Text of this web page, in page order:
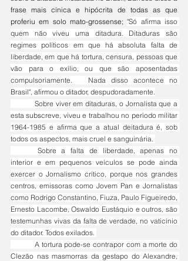
frase mais cínica e hipócrita de todas as que
proferiu em solo mato-grossense; "Só afirma isso
quem não viveu uma ditadura. Ditaduras são
regimes políticos em que há absoluta falta de
liberdade, em que há tortura, censura, pessoas que
vão para o exílio, ou que são aposentadas
compulsoriamente. 	Nada disso acontece no
Brasil", afirmou o ditador, despudoradamente.
esta subscreve, viveu e trabalhou no período militar
1964-1985 e afirma que a atual deitadura é, sob
todos os aspectos, mais cruel e sanguinária.
interior e em pequenos veículos se pode ainda
exercer o Jornalismo crítico, porque nos grandes
centros, emissoras como Jovem Pan e Jornalistas
como Rodrigo Constantino, Fiuza, Paulo Figueiredo,
Ernesto Lacombe, Oswaldo Eustáquio e outros, são
testemunhas vivas da falta de verdade, no vaticínio
do ditador. Todos exilados.
Clezão nas masmorras da gestapo do Alexandre,